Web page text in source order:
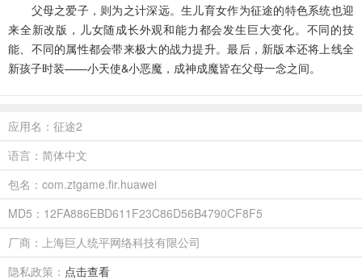
父母之爱子，则为之计深远。生儿育女作为征途的特色系统也迎
来全新改版，儿女随成长外观和能力都会发生巨大变化。不同的技
能、不同的属性都会带来极大的战力提升。最后，新版本还将上线全
新孩子时装——小天使&小恶魔，成神成魔皆在父母一念之间。
应用名：征途2
语言：简体中文
包名：com.ztgame.fir.huawei
MD5：12FA886EBD611F23C86D56B4790CF8F5
厂商：上海巨人统平网络科技有限公司
隐私政策： 点击查看